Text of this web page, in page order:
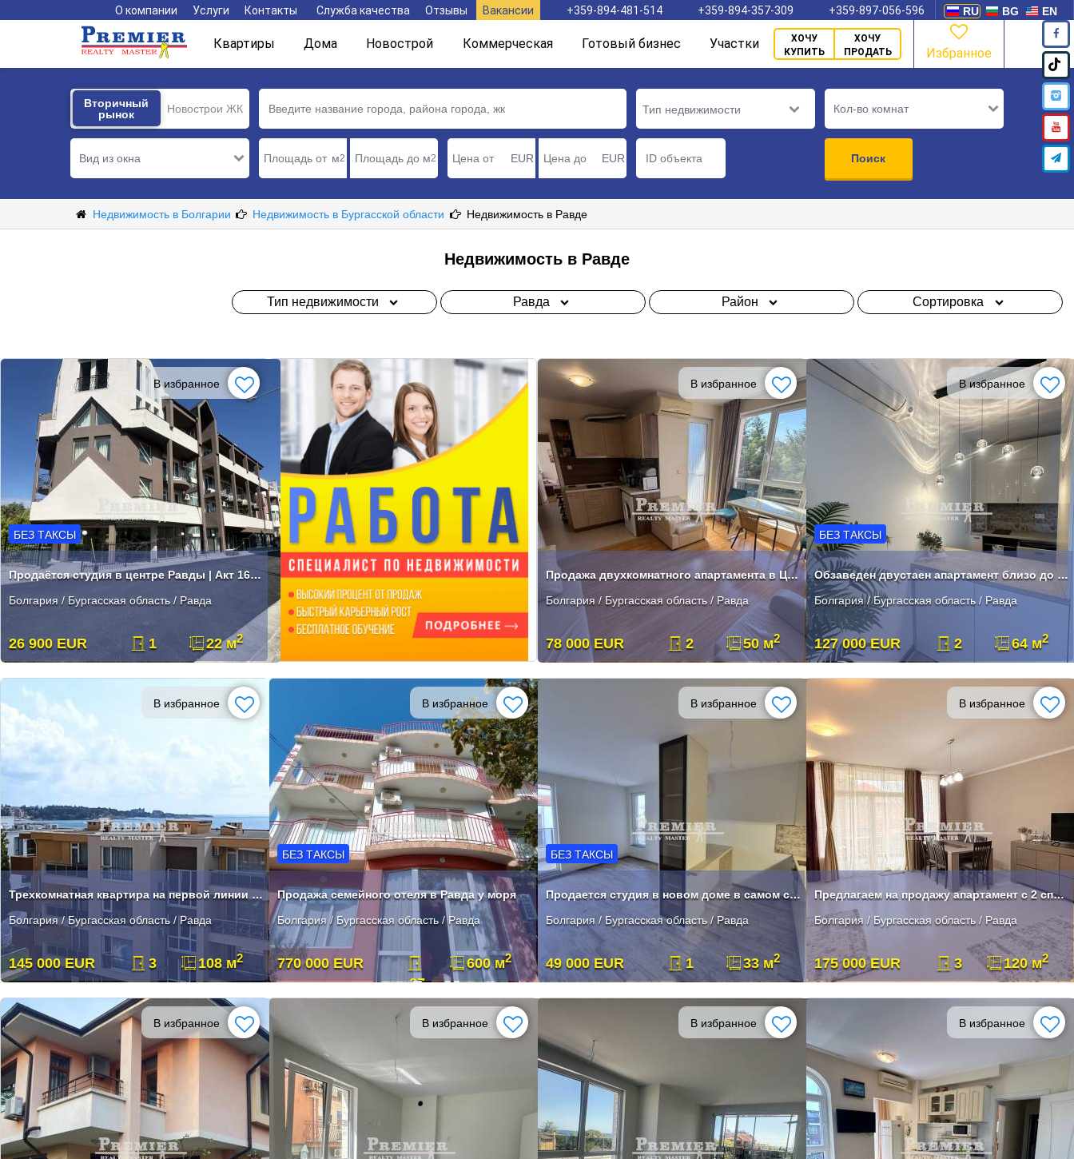
RU BG EN
О компании Услуги Контакты Служба качества Отзывы Вакансии +359-894-481-514 +359-894-357-309 +359-897-056-596
Квартиры Дома Новострой Коммерческая Готовый бизнес Участки
ХОЧУ
КУПИТЬ
ХОЧУ
ПРОДАТЬ
Избранное
Вторичный
рынок
Новострои ЖК
Вторичный
рынок
Вид из окна м2 м2 EUR EUR
Тип недвижимости Кол-во комнат
Поиск
Недвижимость в Болгарии Недвижимость в Бургасской области Недвижимость в Равде
Недвижимость в Равде
Тип недвижимости Равда Район Сортировка
В избранное
БЕЗ ТАКСЫ
Продаётся студия в центре Равды | Акт 16 | Без таксы
Болгария / Бургасская область / Равда
26 900 EUR 1 22 м2
В избранное
Продажа двухкомнатного апартамента в Центре Равды
Болгария / Бургасская область / Равда
78 000 EUR 2 50 м2
В избранное
БЕЗ ТАКСЫ
Обзаведен двустаен апартамент близо до морето в Равда
Болгария / Бургасская область / Равда
127 000 EUR 2 64 м2
В избранное
Трехкомнатная квартира на первой линии в Равде от застройщика
Болгария / Бургасская область / Равда
145 000 EUR 3 108 м2
В избранное
БЕЗ ТАКСЫ
Продажа семейного отеля в Равда у моря
Болгария / Бургасская область / Равда
770 000 EUR
27
600 м2
В избранное
БЕЗ ТАКСЫ
Продается студия в новом доме в самом сердце Равды.
Болгария / Бургасская область / Равда
49 000 EUR 1 33 м2
В избранное
Предлагаем на продажу апартамент с 2 спальнями с видом на море
Болгария / Бургасская область / Равда
175 000 EUR 3 120 м2
В избранное В избранное В избранное В избранное